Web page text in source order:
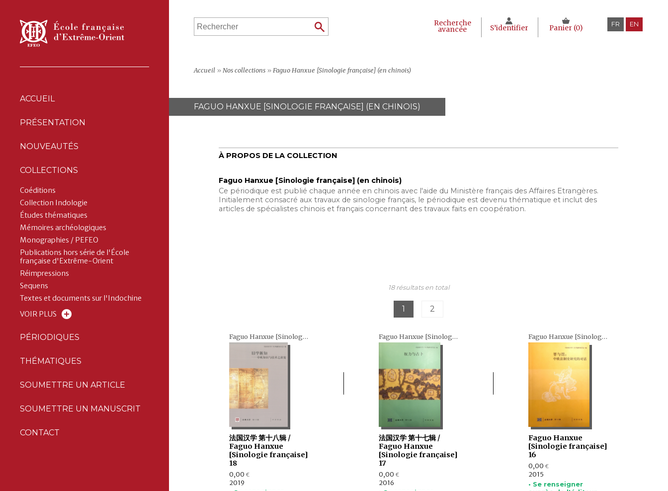
ACCUEIL
PRÉSENTATION
NOUVEAUTÉS
COLLECTIONS
Coéditions
Collection Indologie
Études thématiques
Mémoires archéologiques
Monographies / PEFEO
Publications hors série de l'École
française d'Extrême-Orient
Réimpressions
Sequens
Textes et documents sur l'Indochine
VOIR PLUS
PÉRIODIQUES
THÉMATIQUES
SOUMETTRE UN ARTICLE
SOUMETTRE UN MANUSCRIT
CONTACT
Recherche
avancée S’identifier Panier (0) FR EN
Accueil » Nos collections » Faguo Hanxue [Sinologie française] (en chinois)
FAGUO HANXUE [SINOLOGIE FRANÇAISE] (EN CHINOIS)
À PROPOS DE LA COLLECTION
Faguo Hanxue [Sinologie française] (en chinois)
Ce périodique est publié chaque année en chinois avec l'aide du Ministère français des Affaires Etrangères.
Initialement consacré aux travaux de sinologie français, le périodique est devenu thématique et inclut des
articles de spécialistes chinois et français concernant des travaux faits en coopération.
18 résultats en total
1 2
Faguo Hanxue [Sinologie française] (en chinois)
法国汉学 第十八辑 /
Faguo Hanxue
[Sinologie française]
18
0,00 €
2019
Faguo Hanxue [Sinologie française] (en chinois)
法国汉学 第十七辑 /
Faguo Hanxue
[Sinologie française]
17
0,00 €
2016
Faguo Hanxue [Sinologie française] (en chinois)
Faguo Hanxue
[Sinologie française]
16
0,00 €
2015
• Se renseigner